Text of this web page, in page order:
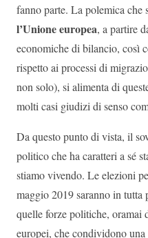
fanno parte. La polemica che
l’Unione europea, a partire
economiche di bilancio, così
rispetto ai processi di
non solo), si alimenta di
molti casi giudizi di senso
Da questo punto di vista, il
politico che ha caratteri a sé
stiamo vivendo. Le elezioni
maggio 2019 saranno in
quelle forze politiche, oramai
europei, che condividono una